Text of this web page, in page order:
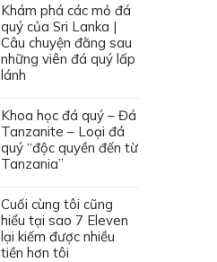
Khám phá các mỏ đá
quý của Sri Lanka |
Câu chuyện đằng sau
những viên đá quý lấp
lánh
Khoa học đá quý – Đá
Tanzanite – Loại đá
quý “độc quyền đến từ
Tanzania”
Cuối cùng tôi cũng
hiểu tại sao 7 Eleven
lại kiếm được nhiều
tiền hơn tôi